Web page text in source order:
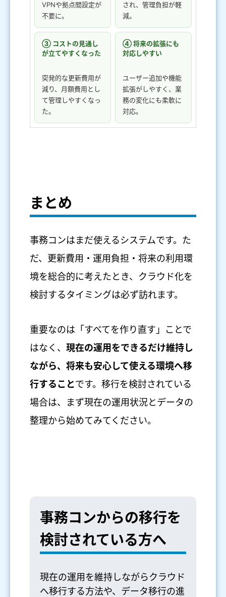
VPNや拠点間設定が
不要に。
され、管理負担が軽
減。
③ コストの見通し
が立てやすくなった
突発的な更新費用が
減り、月額費用とし
て管理しやすくなっ
た。
④ 将来の拡張にも
対応しやすい
ユーザー追加や機能
拡張がしやすく、業
務の変化にも柔軟に
対応。
まとめ
事務コンはまだ使えるシステムです。た
だ、更新費用・運用負担・将来の利用環
境を総合的に考えたとき、クラウド化を
検討するタイミングは必ず訪れます。
重要なのは「すべてを作り直す」ことで
はなく、 現在の運用をできるだけ維持し
ながら、将来も安心して使える環境へ移
行することです。移行を検討されている
場合は、まず現在の運用状況とデータの
整理から始めてみてください。
事務コンからの移行を
検討されている方へ
現在の運用を維持しながらクラウド
へ移行する方法や、データ移行の進